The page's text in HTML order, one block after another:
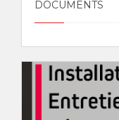
DOCUMENTS